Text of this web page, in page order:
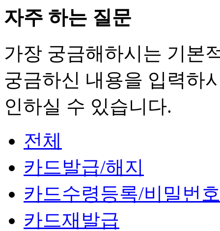
자주 하는 질문
가장 궁금해하시는 기본
궁금하신 내용을 입력하
인하실 수 있습니다.
전체
카드발급/해지
카드수령등록/비밀번호
카드재발급